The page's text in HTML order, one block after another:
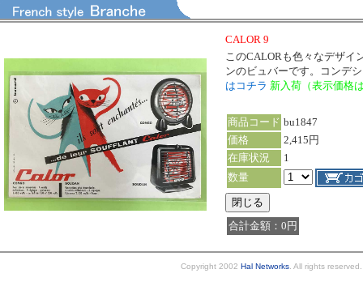
CALOR 9
このCALORも色々なデザイ
ンのビュバーです。コンデ
はコチラ 新入荷（表示価格
商品コード bu1847
価格
2,415円
在庫状況
1
数量
合計金額：0円
Copyright 2002 Hal Networks . All rights